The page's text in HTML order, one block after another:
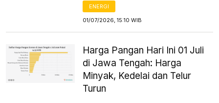
ENERGI
01/07/2026, 15:10 WIB
Harga Pangan Hari Ini 01 Juli
di Jawa Tengah: Harga
Minyak, Kedelai dan Telur
Turun